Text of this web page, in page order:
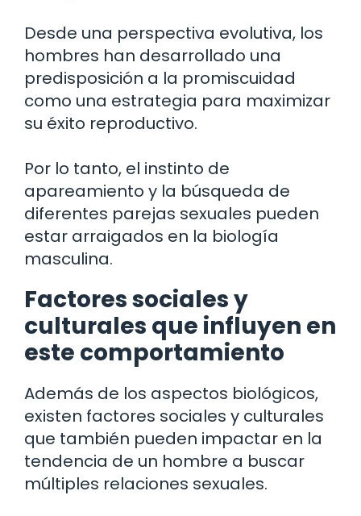
Desde una perspectiva evolutiva, los
hombres han desarrollado una
predisposición a la promiscuidad
como una estrategia para maximizar
su éxito reproductivo.
Por lo tanto, el instinto de
apareamiento y la búsqueda de
diferentes parejas sexuales pueden
estar arraigados en la biología
masculina.
Factores sociales y
culturales que influyen en
este comportamiento
Además de los aspectos biológicos,
existen factores sociales y culturales
que también pueden impactar en la
tendencia de un hombre a buscar
múltiples relaciones sexuales.